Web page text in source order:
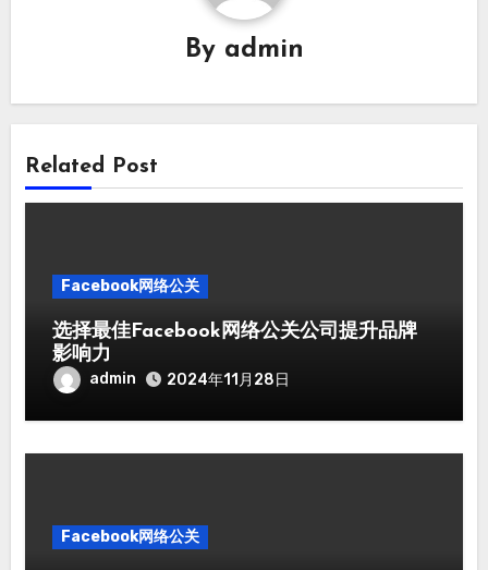
By admin
Related Post
Facebook网络公关
选择最佳Facebook网络公关公司提升品牌
影响力
admin 2024年11月28日
Facebook网络公关